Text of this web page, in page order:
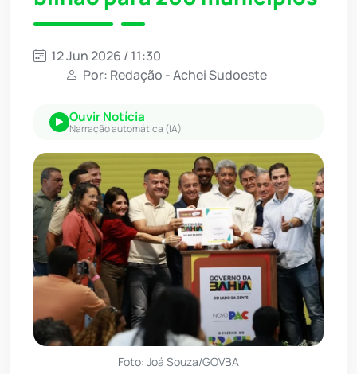
12 Jun 2026 / 11:30
Por: Redação - Achei Sudoeste
Ouvir Notícia
Narração automática (IA)
Foto: Joá Souza/GOVBA